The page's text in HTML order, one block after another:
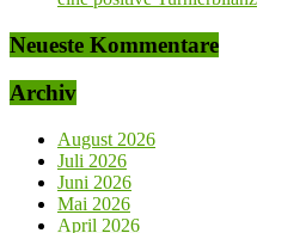
Neueste Kommentare
Archiv
August 2026
Juli 2026
Juni 2026
Mai 2026
April 2026